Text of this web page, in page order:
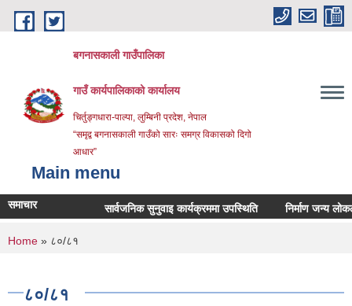
Skip to main content
बगनासकाली गाउँपालिका
गाउँ कार्यपालिकाको कार्यालय
चिर्तुङ्गधारा-पाल्पा, लुम्बिनी प्रदेश, नेपाल
“समृद्व बगनासकाली गाउँको सारः समग्र विकासको दिगो
आधार”
Main menu
समाचार सार्वजनिक सुनुवाइ कार्यक्रममा उपस्थिति निर्माण जन्य लोकल
You are here
Home » ८०/८१
८०/८१